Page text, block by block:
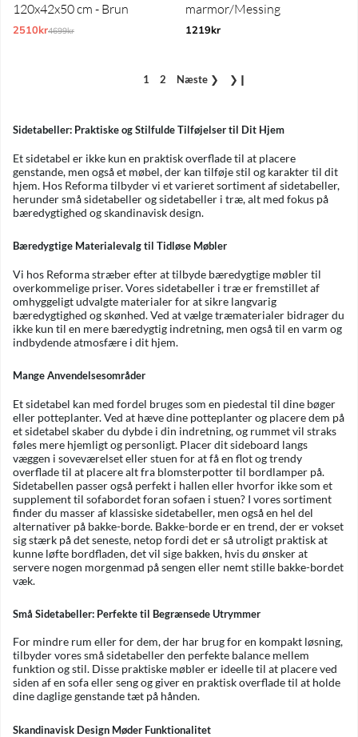
120x42x50 cm - Brun
2510krNormalpris:
4699kr
marmor/Messing
1219kr
1 2 Næste ❯ ❯❙
Sidetabeller: Praktiske og Stilfulde Tilføjelser til Dit Hjem
Et sidetabel er ikke kun en praktisk overflade til at placere
genstande, men også et møbel, der kan tilføje stil og karakter til dit
hjem. Hos Reforma tilbyder vi et varieret sortiment af sidetabeller,
herunder små sidetabeller og sidetabeller i træ, alt med fokus på
bæredygtighed og skandinavisk design.
Bæredygtige Materialevalg til Tidløse Møbler
Vi hos Reforma stræber efter at tilbyde bæredygtige møbler til
overkommelige priser. Vores sidetabeller i træ er fremstillet af
omhyggeligt udvalgte materialer for at sikre langvarig
bæredygtighed og skønhed. Ved at vælge træmaterialer bidrager du
ikke kun til en mere bæredygtig indretning, men også til en varm og
indbydende atmosfære i dit hjem.
Mange Anvendelsesområder
Et sidetabel kan med fordel bruges som en piedestal til dine bøger
eller potteplanter. Ved at hæve dine potteplanter og placere dem på
et sidetabel skaber du dybde i din indretning, og rummet vil straks
føles mere hjemligt og personligt. Placer dit sideboard langs
væggen i soveværelset eller stuen for at få en flot og trendy
overflade til at placere alt fra blomsterpotter til bordlamper på.
Sidetabellen passer også perfekt i hallen eller hvorfor ikke som et
supplement til sofabordet foran sofaen i stuen? I vores sortiment
finder du masser af klassiske sidetabeller, men også en hel del
alternativer på bakke-borde. Bakke-borde er en trend, der er vokset
sig stærk på det seneste, netop fordi det er så utroligt praktisk at
kunne løfte bordfladen, det vil sige bakken, hvis du ønsker at
servere nogen morgenmad på sengen eller nemt stille bakke-bordet
væk.
Små Sidetabeller: Perfekte til Begrænsede Utrymmer
For mindre rum eller for dem, der har brug for en kompakt løsning,
tilbyder vores små sidetabeller den perfekte balance mellem
funktion og stil. Disse praktiske møbler er ideelle til at placere ved
siden af en sofa eller seng og giver en praktisk overflade til at holde
dine daglige genstande tæt på hånden.
Skandinavisk Design Møder Funktionalitet